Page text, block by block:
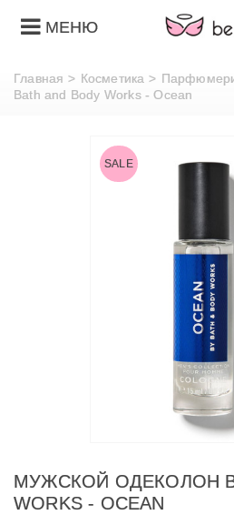
МЕНЮ
Главная > Косметика >
Bath and Body Works - Ocean
SALE
МУЖСКОЙ ОДЕКОЛОН
WORKS - OCEAN